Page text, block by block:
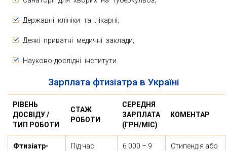
Державні клініки та лікарні;
Деякі приватні медичні заклади;
Науково-дослідні інститути.
Зарплата фтизіатра в Україні
РІВЕНЬ
ДОСВІДУ /
ТИП РОБОТИ
СТАЖ
РОБОТИ
СЕРЕДНЯ
ЗАРПЛАТА
(ГРН/МІС)
КОМЕНТАР
Фтизіатр-
Під час
6 000 – 9
Стипендія або